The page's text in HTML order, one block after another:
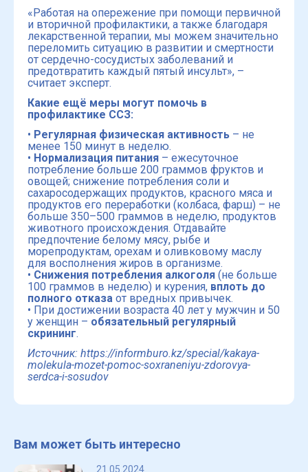
«Работая на опережение при помощи первичной
и вторичной профилактики, а также благодаря
лекарственной терапии, мы можем значительно
переломить ситуацию в развитии и смертности
от сердечно-сосудистых заболеваний и
предотвратить каждый пятый инсульт», –
считает эксперт.
Какие ещё меры могут помочь в
профилактике ССЗ:
• Регулярная физическая активность – не
менее 150 минут в неделю.
• Нормализация питания – ежесуточное
потребление больше 200 граммов фруктов и
овощей; снижение потребления соли и
сахаросодержащих продуктов, красного мяса и
продуктов его переработки (колбаса, фарш) – не
больше 350–500 граммов в неделю, продуктов
животного происхождения. Отдавайте
предпочтение белому мясу, рыбе и
морепродуктам, орехам и оливковому маслу
для восполнения жиров в организме.
• Снижения потребления алкоголя (не больше
100 граммов в неделю) и курения, вплоть до
полного отказа от вредных привычек.
• При достижении возраста 40 лет у мужчин и 50
у женщин – обязательный регулярный
скрининг.
Источник: https://informburo.kz/special/kakaya-
molekula-mozet-pomoc-soxraneniyu-zdorovya-
serdca-i-sosudov
Вам может быть интересно
21.05.2024